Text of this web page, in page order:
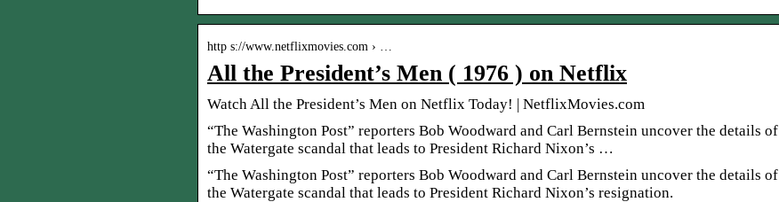
http s://www.netflixmovies.com › …
All the President’s Men ( 1976 ) on Netflix
Watch All the President’s Men on Netflix Today! | NetflixMovies.com
“The Washington Post” reporters Bob Woodward and Carl Bernstein uncover the details of
the Watergate scandal that leads to President Richard Nixon’s …
“The Washington Post” reporters Bob Woodward and Carl Bernstein uncover the details of
the Watergate scandal that leads to President Richard Nixon’s resignation.